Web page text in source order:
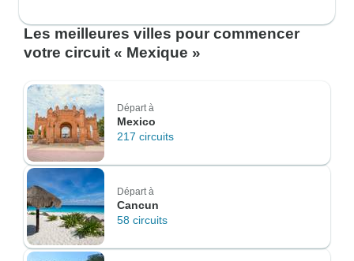
Les meilleures villes pour commencer
votre circuit « Mexique »
Départ à
Mexico
217 circuits
Départ à
Cancun
58 circuits